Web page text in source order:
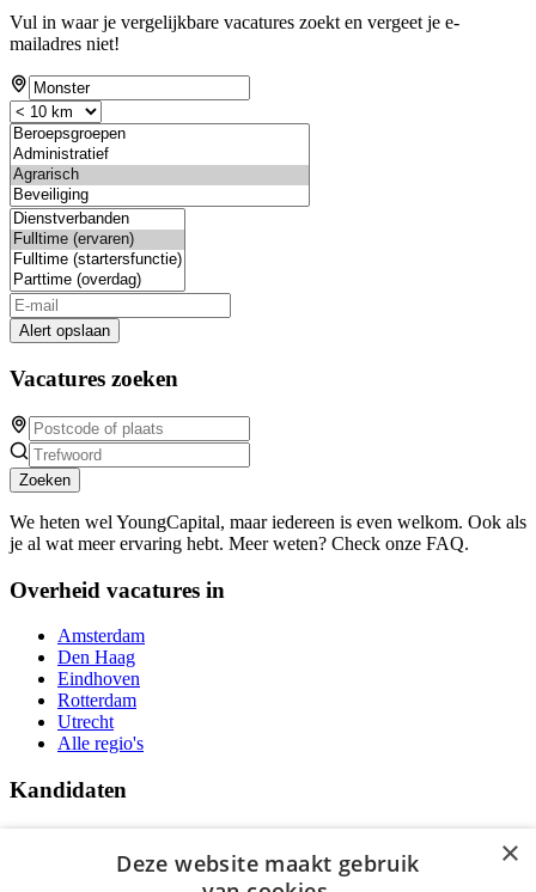
Vul in waar je vergelijkbare vacatures zoekt en vergeet je e-
mailadres niet!
Alert opslaan
Vacatures zoeken
Zoeken
We heten wel YoungCapital, maar iedereen is even welkom. Ook als
je al wat meer ervaring hebt. Meer weten? Check onze FAQ.
Overheid vacatures in
Amsterdam
Den Haag
Eindhoven
Rotterdam
Utrecht
Alle regio's
Kandidaten
Vacatures
×
Deze website maakt gebruik